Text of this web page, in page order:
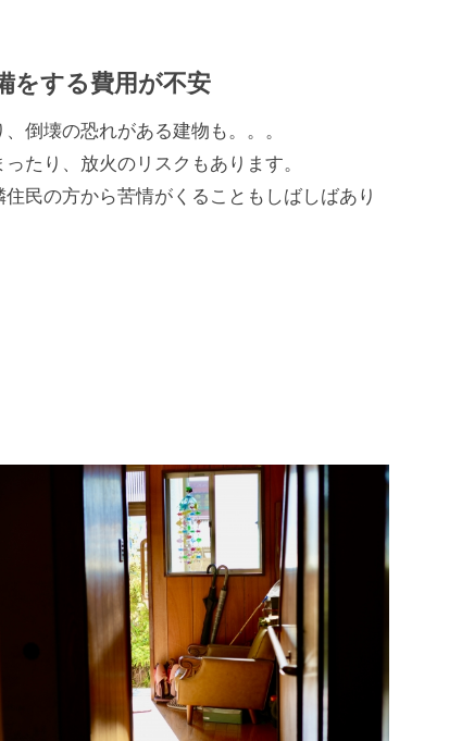
をする費用が不安
倒壊の恐れがある建物も。。。
たり、放火のリスクもあります。
民の方から苦情がくることもしばしばあり